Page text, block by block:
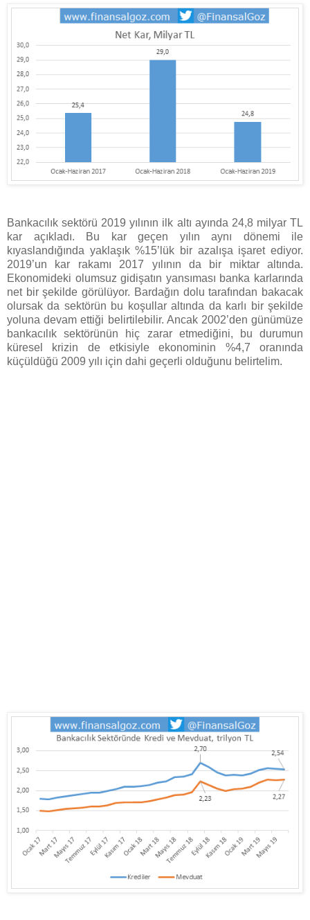
Bankacılık sektörü 2019 yılının ilk altı ayında 24,8 milyar TL
kar açıkladı. Bu kar geçen yılın aynı dönemi ile
kıyaslandığında yaklaşık %15’lük bir azalışa işaret ediyor.
2019’un kar rakamı 2017 yılının da bir miktar altında.
Ekonomideki olumsuz gidişatın yansıması banka karlarında
net bir şekilde görülüyor. Bardağın dolu tarafından bakacak
olursak da sektörün bu koşullar altında da karlı bir şekilde
yoluna devam ettiği belirtilebilir. Ancak 2002’den günümüze
bankacılık sektörünün hiç zarar etmediğini, bu durumun
küresel krizin de etkisiyle ekonominin %4,7 oranında
küçüldüğü 2009 yılı için dahi geçerli olduğunu belirtelim.